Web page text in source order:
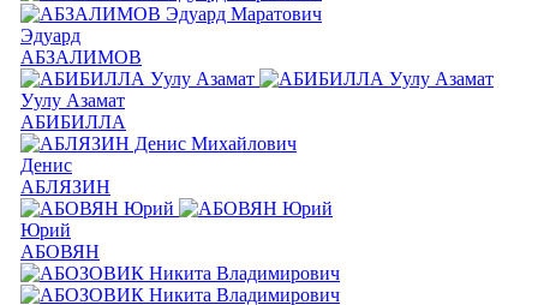
Эдуард
АБЗАЛИМОВ
Уулу Азамат
АБИБИЛЛА
Денис
АБЛЯЗИН
Юрий
АБОВЯН